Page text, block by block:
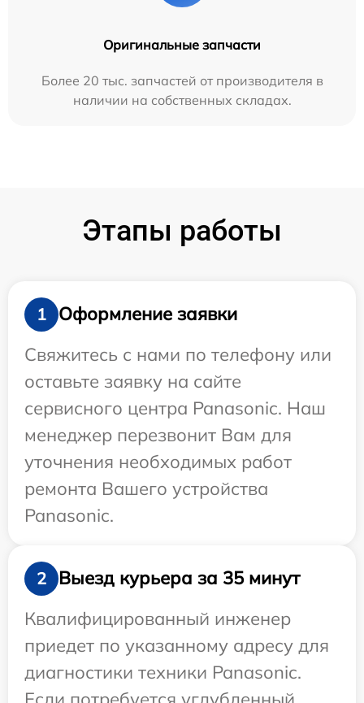
Оригинальные запчасти
Более 20 тыс. запчастей от производителя в
наличии на собственных складах.
Этапы работы
1
Оформление заявки
Свяжитесь с нами по телефону или
оставьте заявку на сайте
сервисного центра Panasonic. Наш
менеджер перезвонит Вам для
уточнения необходимых работ
ремонта Вашего устройства
Panasonic.
2
Выезд курьера за 35 минут
Квалифицированный инженер
приедет по указанному адресу для
диагностики техники Panasonic.